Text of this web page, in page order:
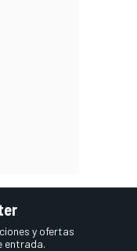
y ofertas
entrada.